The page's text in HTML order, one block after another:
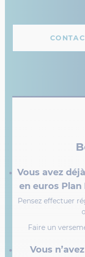
Vous avez
en euros Plan
Pensez effectuer
Faire un
Vous